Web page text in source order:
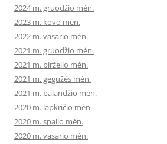
2024 m. gruodžio mėn.
2023 m. kovo mėn.
2022 m. vasario mėn.
2021 m. gruodžio mėn.
2021 m. birželio mėn.
2021 m. gegužės mėn.
2021 m. balandžio mėn.
2020 m. lapkričio mėn.
2020 m. spalio mėn.
2020 m. vasario mėn.